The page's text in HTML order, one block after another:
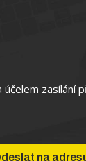
zasílání